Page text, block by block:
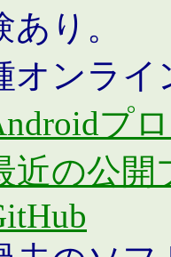
あり。
オンライ
プ
近の公開